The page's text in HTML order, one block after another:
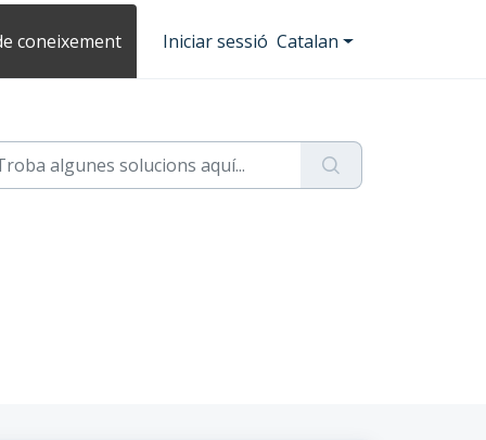
coneixement Iniciar sessió Catalan